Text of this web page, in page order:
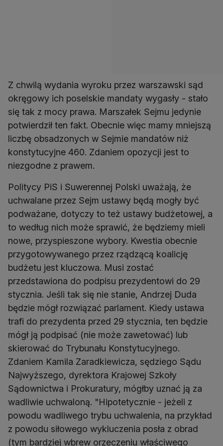
Z chwilą wydania wyroku przez warszawski sąd
okręgowy ich poselskie mandaty wygasły - stało
się tak z mocy prawa. Marszałek Sejmu jedynie
potwierdził ten fakt. Obecnie więc mamy mniejszą
liczbę obsadzonych w Sejmie mandatów niż
konstytucyjne 460. Zdaniem opozycji jest to
niezgodne z prawem.
Politycy PiS i Suwerennej Polski uważają, że
uchwalane przez Sejm ustawy będą mogły być
podważane, dotyczy to też ustawy budżetowej, a
to według nich może sprawić, że będziemy mieli
nowe, przyspieszone wybory. Kwestia obecnie
przygotowywanego przez rządzącą koalicję
budżetu jest kluczowa. Musi zostać
przedstawiona do podpisu prezydentowi do 29
stycznia. Jeśli tak się nie stanie, Andrzej Duda
będzie mógł rozwiązać parlament. Kiedy ustawa
trafi do prezydenta przed 29 stycznia, ten będzie
mógł ją podpisać (nie może zawetować) lub
skierować do Trybunału Konstytucyjnego.
Zdaniem Kamila Zaradkiewicza, sędziego Sądu
Najwyższego, dyrektora Krajowej Szkoły
Sądownictwa i Prokuratury, mógłby uznać ją za
wadliwie uchwaloną. "Hipotetycznie - jeżeli z
powodu wadliwego trybu uchwalenia, na przykład
z powodu siłowego wykluczenia posła z obrad
(tym bardziej wbrew orzeczeniu właściwego